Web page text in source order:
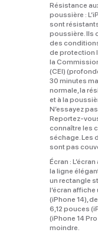
Résistance
poussière :
sont
poussière. Ils
des
de protection
la
(CEI)
30 minutes
normale, la
et à la
N’essayez
connaître les
séchage. Les
sont pas
Écran :
la ligne
un rectangle
l’écran
(iPhone 14),
6,12 pouces
(iPhone 14
moindre.